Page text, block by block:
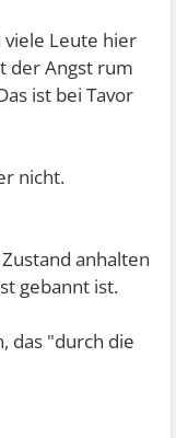
viele Leute hier
der Angst rum
ist bei Tavor
nicht.
anhalten
gebannt ist.
das "durch die